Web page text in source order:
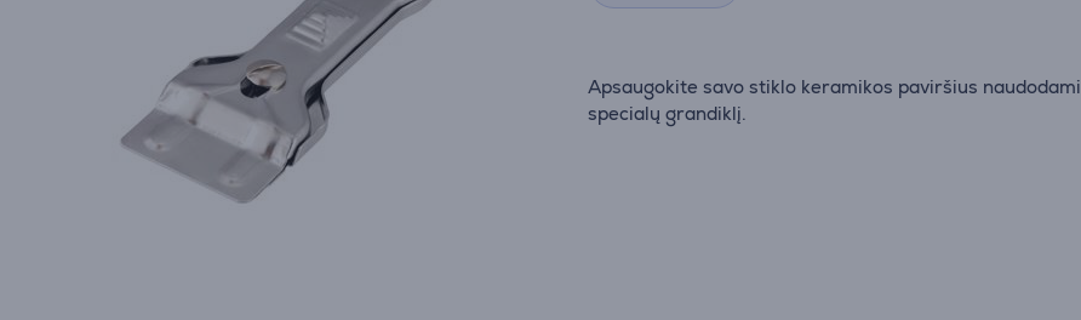
Apsaugokite savo stiklo keramikos paviršius naudodami
specialų grandiklį.